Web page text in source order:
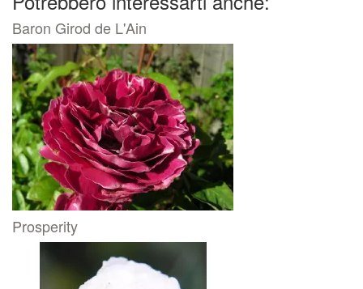
Baron Girod de L'Ain
Prosperity